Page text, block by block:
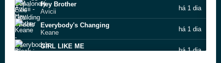
Hey Brother
Avicii
há 1 dia
Everybody's Changing
Keane
há 1 dia
GIRL LIKE ME
há 1 dia